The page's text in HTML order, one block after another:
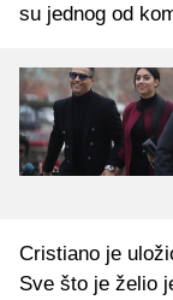
su jednog od
Cristiano je
Sve što je želio